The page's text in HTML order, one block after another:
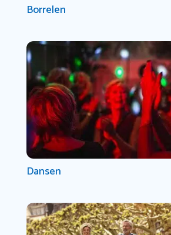
Borrelen
Dansen